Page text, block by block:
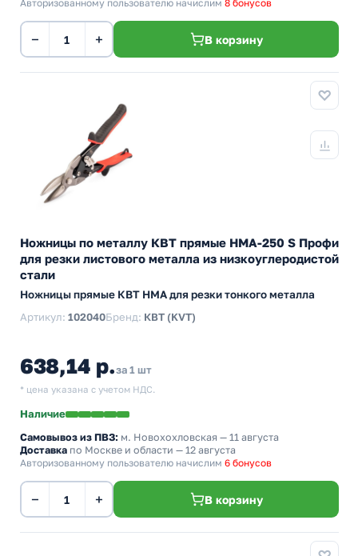
Авторизованному пользователю начислим 8 бонусов
− + В корзину
Ножницы по металлу КВТ прямые НМА-250 S Профи
для резки листового металла из низкоуглеродистой
стали
Ножницы прямые КВТ НМА для резки тонкого металла
Артикул: 102040Бренд: КВТ (KVT)
638,14 р.за 1 шт
* цена указана с учетом НДС.
Наличие
Самовывоз из ПВЗ: м. Новохохловская — 11 августа
Доставка по Москве и области — 12 августа
Авторизованному пользователю начислим 6 бонусов
− + В корзину